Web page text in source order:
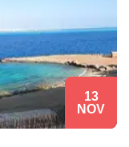
13
NOV